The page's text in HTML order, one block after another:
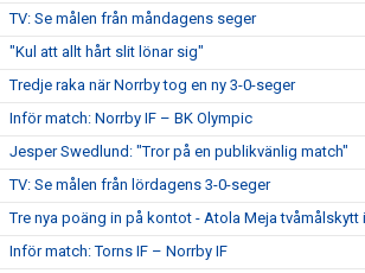
TV: Se målen från måndagens seger
"Kul att allt hårt slit lönar sig"
Tredje raka när Norrby tog en ny 3-0-seger
Inför match: Norrby IF – BK Olympic
Jesper Swedlund: "Tror på en publikvänlig match"
TV: Se målen från lördagens 3-0-seger
Tre nya poäng in på kontot - Atola Meja tvåmålskytt
Inför match: Torns IF – Norrby IF